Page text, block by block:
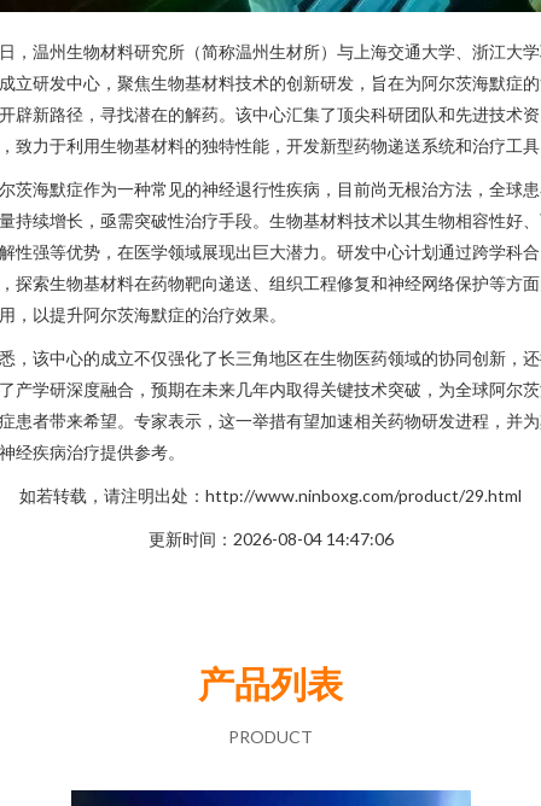
，温州生物材料研究所（简称温州生材所）与上海交通大学、浙江大
立研发中心，聚焦生物基材料技术的创新研发，旨在为阿尔茨海默症
辟新路径，寻找潜在的解药。该中心汇集了顶尖科研团队和先进技术资
致力于利用生物基材料的独特性能，开发新型药物递送系统和治疗工
茨海默症作为一种常见的神经退行性疾病，目前尚无根治方法，全球
持续增长，亟需突破性治疗手段。生物基材料技术以其生物相容性好
性强等优势，在医学领域展现出巨大潜力。研发中心计划通过跨学科合
探索生物基材料在药物靶向递送、组织工程修复和神经网络保护等方
，以提升阿尔茨海默症的治疗效果。
，该中心的成立不仅强化了长三角地区在生物医药领域的协同创新，
产学研深度融合，预期在未来几年内取得关键技术突破，为全球阿尔
患者带来希望。专家表示，这一举措有望加速相关药物研发进程，并
经疾病治疗提供参考。
如若转载，请注明出处：http://www.ninboxg.com/product/29.html
更新时间：2026-08-04 14:47:06
产品列表
PRODUCT